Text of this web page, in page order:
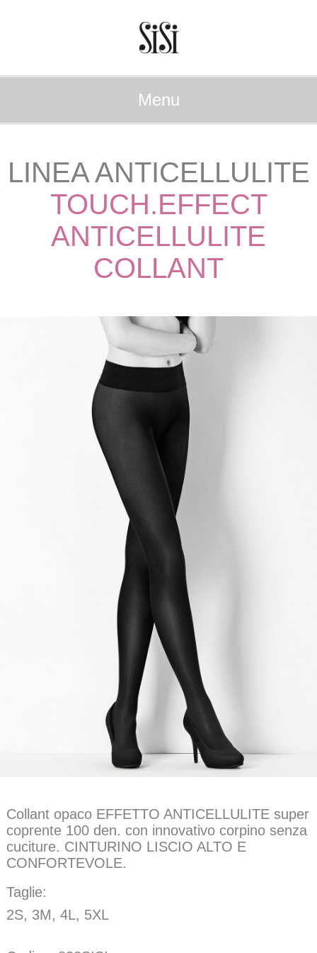
Menu
LINEA ANTICELLULITE
TOUCH.EFFECT
ANTICELLULITE
COLLANT
Collant opaco EFFETTO ANTICELLULITE super
coprente 100 den. con innovativo corpino senza
cuciture. CINTURINO LISCIO ALTO E
CONFORTEVOLE.
Taglie:
2S, 3M, 4L, 5XL